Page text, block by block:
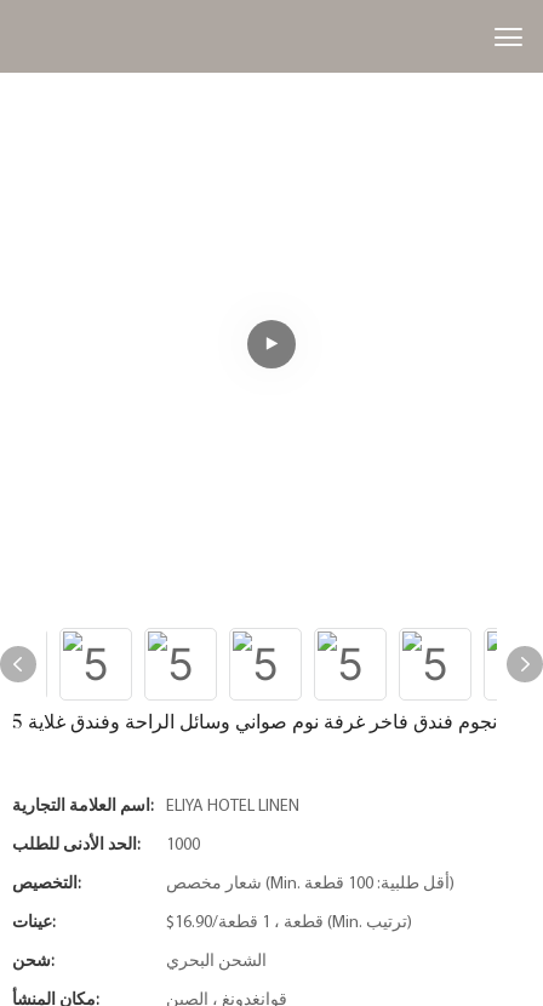
5 نجوم فندق فاخر غرفة نوم صواني وسائل الراحة وفندق غلاية
اسم العلامة التجارية: ELIYA HOTEL LINEN
الحد الأدنى للطلب: 1000
التخصيص: شعار مخصص (Min. أقل طلبية: 100 قطعة)
عينات: $16.90/قطعة ، 1 قطعة (Min. ترتيب)
شحن: الشحن البحري
مكان المنشأ: قوانغدونغ ، الصين